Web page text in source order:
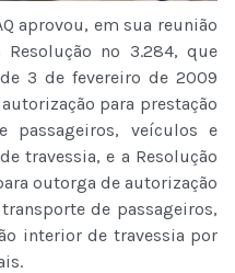
aprovou, em sua reunião
nº 3.284, que
3 de fevereiro de 2009
para prestação
passageiros, veículos e
travessia, e a Resolução
outorga de autorização
de passageiros,
interior de travessia por